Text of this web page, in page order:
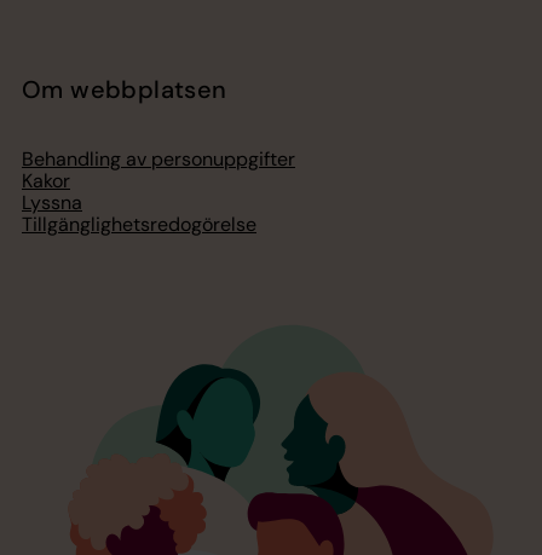
Om webbplatsen
Behandling av personuppgifter
Kakor
Lyssna
Tillgänglighetsredogörelse